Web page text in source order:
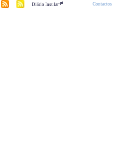
Diário Insular.pt Contactos